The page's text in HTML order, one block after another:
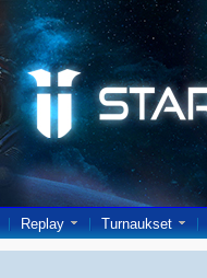
Replay Turnaukset